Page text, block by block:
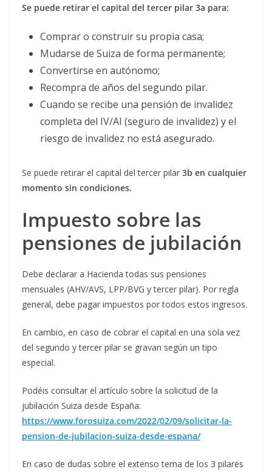
Se puede retirar el capital del tercer pilar 3a para:
Comprar o construir su propia casa;
Mudarse de Suiza de forma permanente;
Convertirse en autónomo;
Recompra de años del segundo pilar.
Cuando se recibe una pensión de invalidez
completa del IV/AI (seguro de invalidez) y el
riesgo de invalidez no está asegurado.
Se puede retirar el capital del tercer pilar 3b en cualquier
momento sin condiciones.
Impuesto sobre las
pensiones de jubilación
Debe declarar a Hacienda todas sus pensiones
mensuales (AHV/AVS, LPP/BVG y tercer pilar). Por regla
general, debe pagar impuestos por todos estos ingresos.
En cambio, en caso de cobrar el capital en una sola vez
del segundo y tercer pilar se gravan según un tipo
especial.
Podéis consultar el artículo sobre la solicitud de la
jubilación Suiza desde España:
https://www.forosuiza.com/2022/02/09/solicitar-la-
pension-de-jubilacion-suiza-desde-espana/
En caso de dudas sobre el extenso tema de los 3 pilares